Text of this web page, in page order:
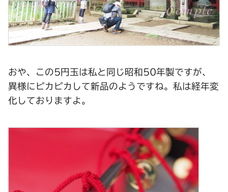
おや、この5円玉は私と同じ昭和50年製ですが、
異様にピカピカして新品のようですね。私は経年変
化しておりますよ。